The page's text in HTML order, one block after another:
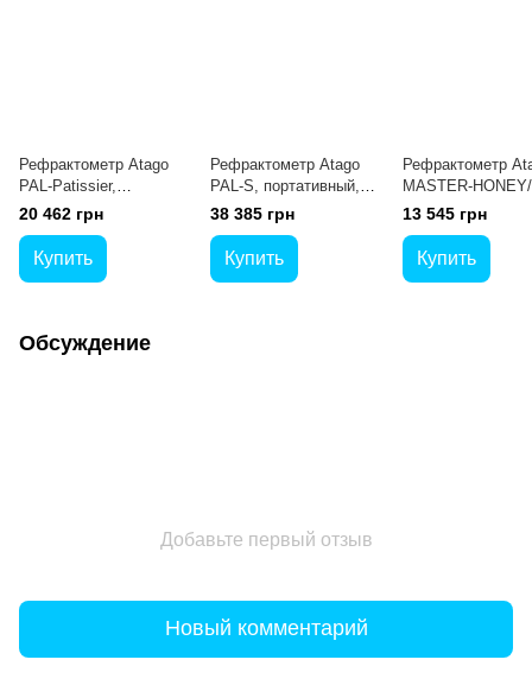
Рефрактометр Atago
PAL-Patissier,
портативный,
цифровой, для
кондитерских изделий
20 462 грн
Купить
Рефрактометр Atago
PAL-S, портативный,
цифровой
38 385 грн
Купить
Рефрактометр
MASTER-
портативный,
13 545 грн
Купить
Обсуждение
Добавьте первый отзыв
Новый комментарий